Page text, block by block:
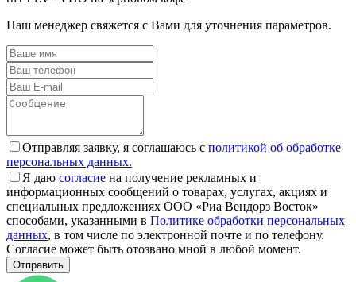
Наш менеджер свяжется с Вами для уточнения параметров.
Отправляя заявку, я соглашаюсь с политикой об обработке
персональных данных.
Я даю согласие на получение рекламных и
информационных сообщений о товарах, услугах, акциях и
специальных предложениях ООО «Риа Вендорз Восток»
способами, указанными в Политике обработки персональных
данных, в том числе по электронной почте и по телефону.
Согласие может быть отозвано мной в любой момент.